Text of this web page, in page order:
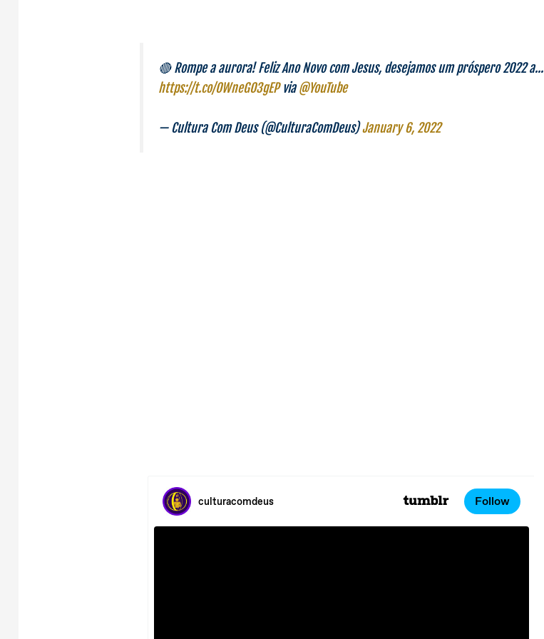
🔴 Rompe a aurora! Feliz Ano Novo com Jesus, desejamos um próspero 2022 a...
https://t.co/OWneGO3gEPvia@YouTube
— Cultura Com Deus (@CulturaComDeus)January 6, 2022